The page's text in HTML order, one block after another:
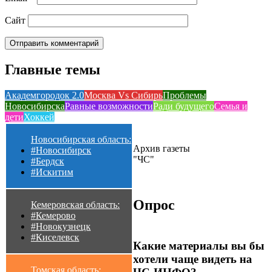
Сайт
Главные темы
Академгородок 2.0Москва Vs СибирьПроблемы
НовосибирскаРавные возможностиРади будущегоСемья и
детиХоккей
Новосибирская область:
#Новосибирск
#Бердск
#Искитим
Кемеровская область:
#Кемерово
#Новокузнецк
#Киселевск
Томская область:
Архив газеты
"ЧС"
Опрос
Какие материалы вы бы
хотели чаще видеть на